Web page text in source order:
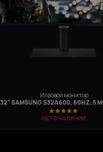
Игровой монитор
32" SAMSUNG S32A600, 60HZ, 5
НЕТ В НАЛИЧИИ